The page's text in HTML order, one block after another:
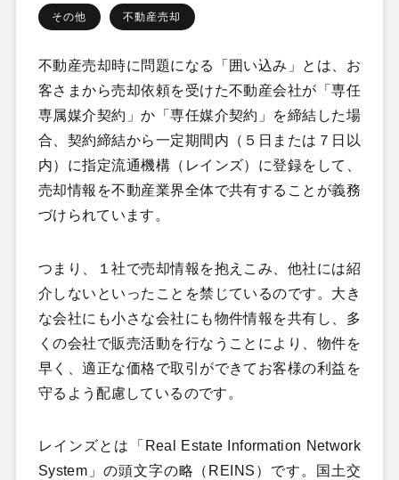
その他 不動産売却
不動産売却時に問題になる「囲い込み」とは、お
客さまから売却依頼を受けた不動産会社が「専任
専属媒介契約」か「専任媒介契約」を締結した場
合、契約締結から一定期間内（５日または７日以
内）に指定流通機構（レインズ）に登録をして、
売却情報を不動産業界全体で共有することが義務
づけられています。
つまり、１社で売却情報を抱えこみ、他社には紹
介しないといったことを禁じているのです。大き
な会社にも小さな会社にも物件情報を共有し、多
くの会社で販売活動を行なうことにより、物件を
早く、適正な価格で取引ができて お客様の利益を
守るよう配慮しているのです。
レインズとは「Real Estate Information Network
System 」の頭文字の略（REINS ）です。国土交